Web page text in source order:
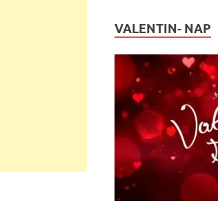
VALENTIN- NAP